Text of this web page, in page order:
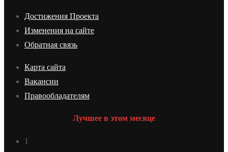
Достижения Проекта
Изменения на сайте
Обратная связь
Карта сайта
Вакансии
Правообладателям
Лучшее в этом месяце
1